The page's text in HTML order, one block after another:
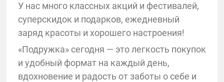
У нас много классных акций и фестивалей,
суперскидок и подарков, ежедневный
заряд красоты и хорошего настроения!
«Подружка» сегодня — это легкость покупок
и удобный формат на каждый день,
вдохновение и радость от заботы о себе и